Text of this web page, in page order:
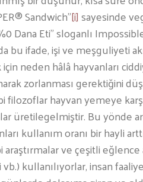
Sandwich”[i]sayesinde
Dana Eti” sloganlı
bu ifade, işi ve meşguliyeti
için neden hâlâ hayvanları
zorlanması gerektiğini
filozoflar hayvan yemeye
üretilegelmiştir. Bu yönde
kullanım oranı bir hayli
ve çeşitli eğlence
kullanılıyorlar, insan